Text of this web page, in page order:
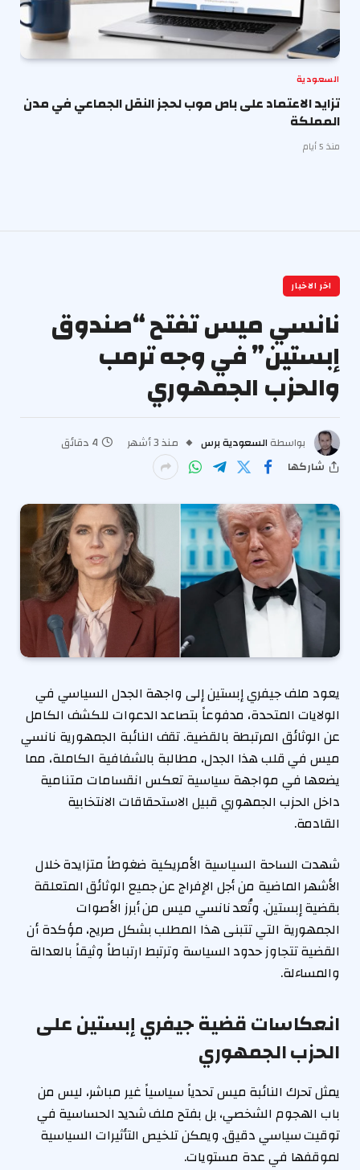
السعودية
تزايد الاعتماد على باص موب لحجز النقل الجماعي في مدن
المملكة
منذ 5 أيام
اخر الاخبار
نانسي ميس تفتح “صندوق
إبستين” في وجه ترمب
والحزب الجمهوري
بواسطة السعودية برس منذ 3 أشهر
4 دقائق
شاركها
يعود ملف جيفري إبستين إلى واجهة الجدل السياسي في
الولايات المتحدة، مدفوعاً بتصاعد الدعوات للكشف الكامل
عن الوثائق المرتبطة بالقضية. تقف النائبة الجمهورية نانسي
ميس في قلب هذا الجدل، مطالبة بالشفافية الكاملة، مما
يضعها في مواجهة سياسية تعكس انقسامات متنامية
داخل الحزب الجمهوري قبيل الاستحقاقات الانتخابية
القادمة.
شهدت الساحة السياسية الأمريكية ضغوطاً متزايدة خلال
الأشهر الماضية من أجل الإفراج عن جميع الوثائق المتعلقة
بقضية إبستين. وتُعد نانسي ميس من أبرز الأصوات
الجمهورية التي تتبنى هذا المطلب بشكل صريح، مؤكدة أن
القضية تتجاوز حدود السياسة وترتبط ارتباطاً وثيقاً بالعدالة
والمساءلة.
انعكاسات قضية جيفري إبستين على
الحزب الجمهوري
يمثل تحرك النائبة ميس تحدياً سياسياً غير مباشر، ليس من
باب الهجوم الشخصي، بل بفتح ملف شديد الحساسية في
توقيت سياسي دقيق. ويمكن تلخيص التأثيرات السياسية
لموقفها في عدة مستويات.